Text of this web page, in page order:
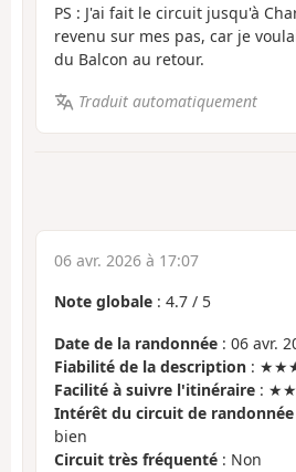
PS : J'ai fait le circuit jusqu'à
revenu sur mes pas, car je
du Balcon au retour.
Traduit automatiquement
06 avr. 2026 à 17:07
Note globale : 4.7 / 5
Date de la randonnée : 06 avr.
Fiabilité de la description :
Facilité à suivre l'itinéraire :
Intérêt du circuit de randonnée
bien
Circuit très fréquenté : Non